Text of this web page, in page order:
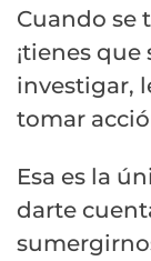
Cuando se
¡tienes que
investigar,
tomar
Esa es la
darte